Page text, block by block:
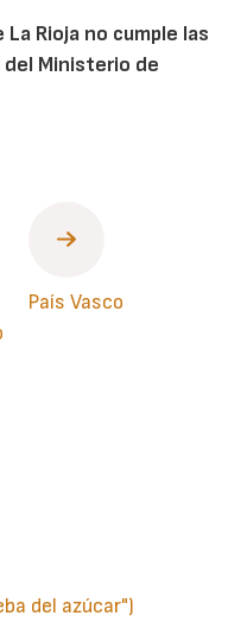
Rioja no cumple las
Ministerio de
País Vasco
del azúcar")